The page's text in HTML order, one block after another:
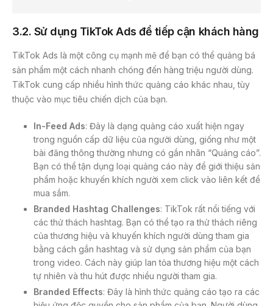
3.2. Sử dụng TikTok Ads để tiếp cận khách hàng
TikTok Ads là một công cụ mạnh mẽ để bạn có thể quảng bá
sản phẩm một cách nhanh chóng đến hàng triệu người dùng.
TikTok cung cấp nhiều hình thức quảng cáo khác nhau, tùy
thuộc vào mục tiêu chiến dịch của bạn.
In-Feed Ads: Đây là dạng quảng cáo xuất hiện ngay
trong nguồn cấp dữ liệu của người dùng, giống như một
bài đăng thông thường nhưng có gắn nhãn “Quảng cáo”.
Bạn có thể tận dụng loại quảng cáo này để giới thiệu sản
phẩm hoặc khuyến khích người xem click vào liên kết để
mua sắm.
Branded Hashtag Challenges: TikTok rất nổi tiếng với
các thử thách hashtag. Bạn có thể tạo ra thử thách riêng
của thương hiệu và khuyến khích người dùng tham gia
bằng cách gắn hashtag và sử dụng sản phẩm của bạn
trong video. Cách này giúp lan tỏa thương hiệu một cách
tự nhiên và thu hút được nhiều người tham gia.
Branded Effects: Đây là hình thức quảng cáo tạo ra các